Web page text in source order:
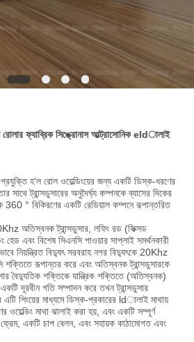
রোলার ফ্যাব্রিক সিঙ্ক্রোনাস আল্ট্রাসোনিক eldালাই
হ'ল রোল ওয়েল্ডিংয়ের জন্য একটি ডিস্ক-ধরণের
সাথে ট্রান্সডুসারের অনুদৈর্ঘ্য কম্পনকে ব্যাসের দিকের
360 ° বিকিরণের একটি রেডিয়াল কম্পনে রূপান্তরিত
অতিস্বনক ট্রান্সডুসার, লফিং রড (ফিক্সড
এবং বিশেষ সিএনসি পাওয়ার সাপ্লাই সমর্থনকারী
নিয়ন্ত্রিত বিদ্যুৎ সরবরাহ নগর বিদ্যুৎকে 20Khz
শক্তিতে রূপান্তর করে এবং অতিস্বনক ট্রান্সডুসারকে
বৈদ্যুতিক শক্তিকে যান্ত্রিক শক্তিতে (অতিস্বনক)
একটি দূরবীন গতি সম্পাদন করে তখন ট্রান্সডুসার
শিংয়ের মাধ্যমে ডিস্ক-প্রকারের ldালাই মাথায়
মাথা ঝালাই করা হয়, এবং একটি সম্পূর্ণ
ফ্রেম, একটি চাপ বেলন, এবং সহায়ক কাঠামোগত এবং